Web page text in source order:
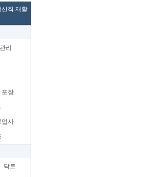
산직.재활
리
포장
업사
닥트